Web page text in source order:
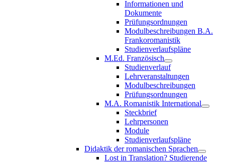
Informationen und
Dokumente
Prüfungsordnungen
Modulbeschreibungen B.A.
Frankoromanistik
Studienverlaufspläne
M.Ed. Französisch
Studienverlauf
Lehrveranstaltungen
Modulbeschreibungen
Prüfungsordnungen
M.A. Romanistik International
Steckbrief
Lehrpersonen
Module
Studienverlaufspläne
Didaktik der romanischen Sprachen
Lost in Translation? Studierende